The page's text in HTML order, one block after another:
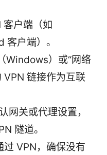
客户端（如
户端）。
Windows）或“网络
VPN 链接作为互联
网关或代理设置，
隧道。
过 VPN，确保没有